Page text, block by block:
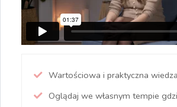
Wartościowa i praktyczna
Oglądaj we własnym tempie